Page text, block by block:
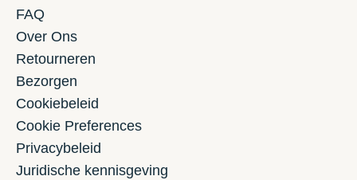
FAQ
Over Ons
Retourneren
Bezorgen
Cookiebeleid
Cookie Preferences
Privacybeleid
Juridische kennisgeving